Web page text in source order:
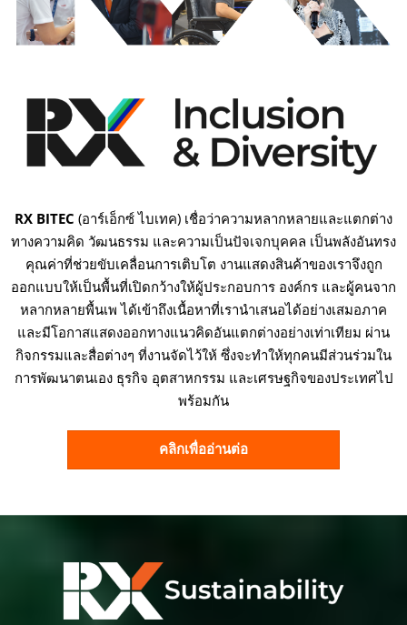
RX BITEC (อาร์เอ็กซ์ ไบเทค) เชื่อว่าความหลากหลายและแตกต่าง
ทางความคิด วัฒนธรรม และความเป็นปัจเจกบุคคล เป็นพลังอันทรง
คุณค่าที่ช่วยขับเคลื่อนการเติบโต งานแสดงสินค้าของเราจึงถูก
ออกแบบให้เป็นพื้นที่เปิดกว้างให้ผู้ประกอบการ องค์กร และผู้คนจาก
หลากหลายพื้นเพ ได้เข้าถึงเนื้อหาที่เรานำเสนอได้อย่างเสมอภาค
และมีโอกาสแสดงออกทางแนวคิดอันแตกต่างอย่างเท่าเทียม ผ่าน
กิจกรรมและสื่อต่างๆ ที่งานจัดไว้ให้ ซึ่งจะทำให้ทุกคนมีส่วนร่วมใน
การพัฒนาตนเอง ธุรกิจ อุตสาหกรรม และเศรษฐกิจของประเทศไป
พร้อมกัน
คลิกเพื่ออ่านต่อ